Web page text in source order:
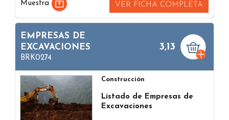
Muestra VER FICHA COMPLETA
EMPRESAS DE
EXCAVACIONES
BRK0274
3,13
Construcción
Listado de Empresas de
Excavaciones